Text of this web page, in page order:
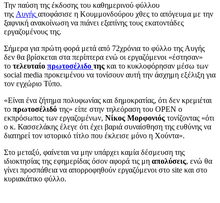
Την παύση της έκδοσης του καθημερινού φύλλου
της Αυγής αποφάσισε η Κουμμονδούρου χθες το απόγευμα με την
ξαφνική ανακοίνωση να πιάνει εξαπίνης τους εκατοντάδες
εργαζομένους της.
Σήμερα για πρώτη φορά μετά από 72χρόνια το φύλλο της Αυγής
δεν θα βρίσκεται στα περίπτερα ενώ οι εργαζόμενοι «έστησαν»
το τελευταίο πρωτοσέλιδο της και το κυκλοφόρησαν μέσω των
social media προκειμένου να τονίσουν αυτή την άσχημη εξέλιξη για
τον εγχώριο Τύπο.
«Είναι ένα ζήτημα πολυφωνίας και δημοκρατίας, ότι δεν κρεμιέται
το πρωτοσέλιδό της» είπε στην τηλεόραση του OPEN ο
εκπρόσωπος των εργαζομένων, Νίκος Μορφονιός τονίζοντας «ότι
ο κ. Κασσελάκης έλεγε ότι έχει βαριά συναίσθηση της ευθύνης να
διατηρεί τον ιστορικό τίτλο που έκλεισε μόνο η Χούντα».
Στο μεταξύ, φαίνεται να μην υπάρχει καμία δέσμευση της
ιδιοκτησίας της εφημερίδας όσον αφορά τις μη απολύσεις, ενώ θα
γίνει προσπάθεια να απορροφηθούν εργαζόμενοι στο site και στο
κυριακάτικο φύλλο.